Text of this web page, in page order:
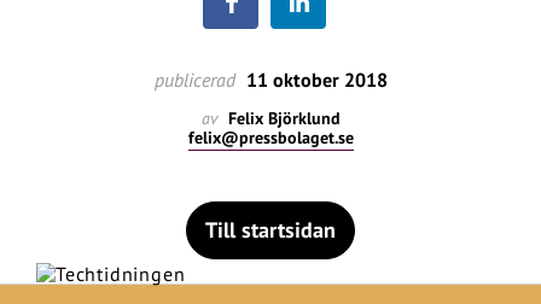
publicerad 11 oktober 2018
av Felix Björklund
felix@pressbolaget.se
Till startsidan